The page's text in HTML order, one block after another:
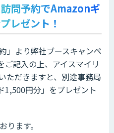
問予約でAmazonギ
レゼント！
」より弊社ブースキャンペ
ご記入の上、アイスマイリ
ただきますと、別途事務局
1,500円分」をプレゼント
ります。